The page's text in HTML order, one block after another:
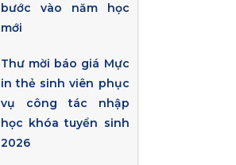
bước vào năm học
mới
Thư mời báo giá Mực
in thẻ sinh viên phục
vụ công tác nhập
học khóa tuyển sinh
2026